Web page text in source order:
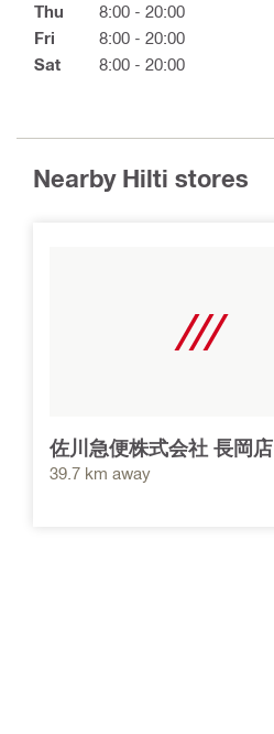
Thu
8:00 - 20:00
Fri
8:00 - 20:00
Sat
8:00 - 20:00
Nearby Hilti stores
佐川急便株式会社 長岡店
39.7 km away